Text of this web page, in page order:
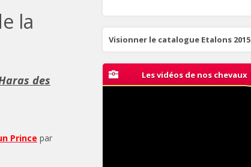
la
des
Prince par
Visionner le catalogue Etalons 2015
Les vidéos de nos chevaux